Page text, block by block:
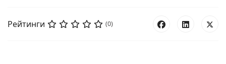
Рейтинги (0)